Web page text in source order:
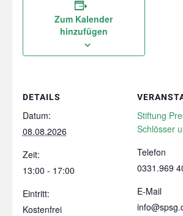
Zum Kalender
hinzufügen
DETAILS
Datum:
08.08.2026
Zeit:
13:00 - 17:00
Eintritt:
Kostenfrei
Stiftung
Schlösser
Telefon
0331.969
E-Mail